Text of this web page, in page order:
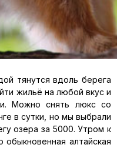
тянутся вдоль берега
жильё на любой вкус и
Можно снять люкс со
в сутки, но мы выбрали
озера за 5000. Утром к
алтайская